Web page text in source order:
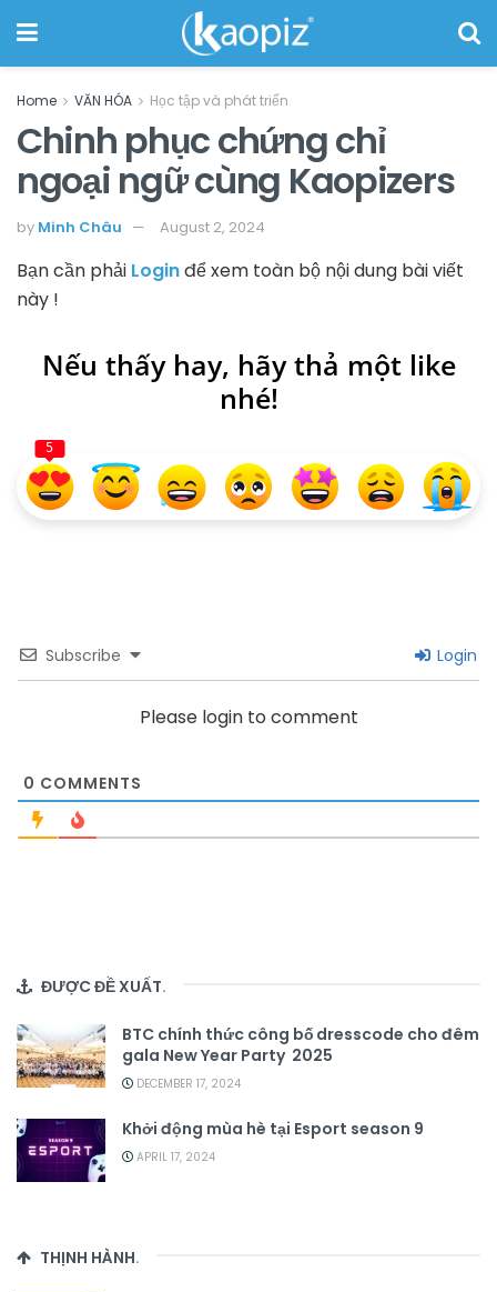
Home VĂN HÓA Học tập và phát triển
Chinh phục chứng chỉ
ngoại ngữ cùng Kaopizers
by Minh Châu August 2, 2024
Bạn cần phải Loginđể xem toàn bộ nội dung bài viết
này !
Nếu thấy hay, hãy thả một like
nhé!
5
Subscribe Login
Please login to comment
0 COMMENTS
ĐƯỢC ĐỀ XUẤT.
BTC chính thức công bố dresscode cho đêm
gala New Year Party 2025
DECEMBER 17, 2024
Khởi động mùa hè tại Esport season 9
APRIL 17, 2024
THỊNH HÀNH.